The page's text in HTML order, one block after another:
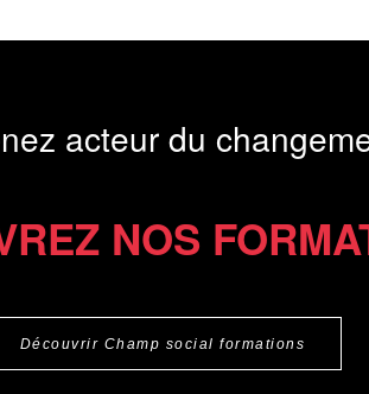
acteur du
NOS
Découvrir Champ social formations